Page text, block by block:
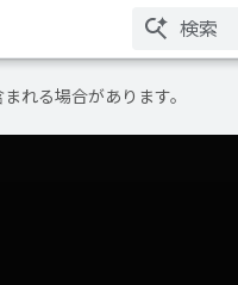
れる場合があります。